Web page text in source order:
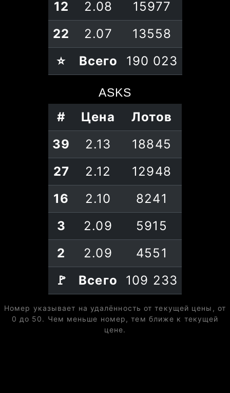
12
2.08
15977
22
2.07
13558
⭐
Всего 190 023
ASKS
# Цена
Лотов
39
2.13
18845
27
2.12
12948
16
2.10
8241
3
2.09
5915
2
2.09
4551
🚩
Всего 109 233
Номер указывает на удалённость от текущей цены, от
0 до 50. Чем меньше номер, тем ближе к текущей
цене.